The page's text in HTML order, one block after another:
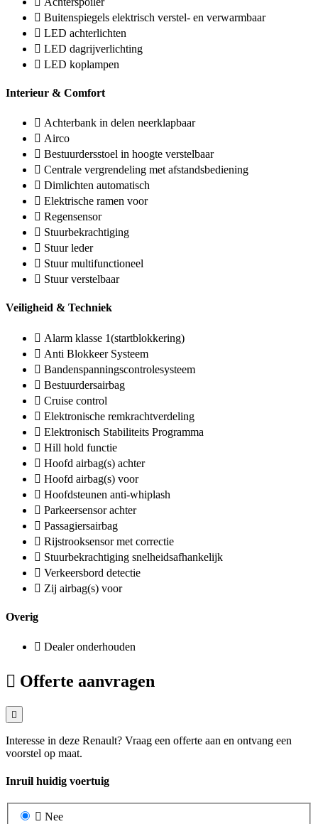
Buitenspiegels elektrisch verstel- en verwarmbaar
LED achterlichten
LED dagrijverlichting
LED koplampen
Interieur & Comfort
Achterbank in delen neerklapbaar
Airco
Bestuurdersstoel in hoogte verstelbaar
Centrale vergrendeling met afstandsbediening
Dimlichten automatisch
Elektrische ramen voor
Regensensor
Stuurbekrachtiging
Stuur leder
Stuur multifunctioneel
Stuur verstelbaar
Veiligheid & Techniek
Alarm klasse 1(startblokkering)
Anti Blokkeer Systeem
Bandenspanningscontrolesysteem
Bestuurdersairbag
Cruise control
Elektronische remkrachtverdeling
Elektronisch Stabiliteits Programma
Hill hold functie
Hoofd airbag(s) achter
Hoofd airbag(s) voor
Hoofdsteunen anti-whiplash
Parkeersensor achter
Passagiersairbag
Rijstrooksensor met correctie
Stuurbekrachtiging snelheidsafhankelijk
Verkeersbord detectie
Zij airbag(s) voor
Overig
Dealer onderhouden
Offerte aanvragen
Interesse in deze Renault? Vraag een offerte aan en ontvang een
voorstel op maat.
Inruil huidig voertuig
Nee